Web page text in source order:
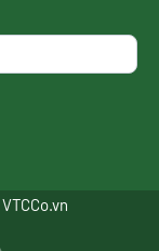
VTCCo.vn